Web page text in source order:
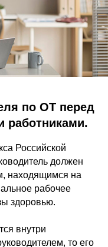
по ОТ перед
работниками.
Российской
должен
находящимся на
рабочее
здоровью.
внутри
то его